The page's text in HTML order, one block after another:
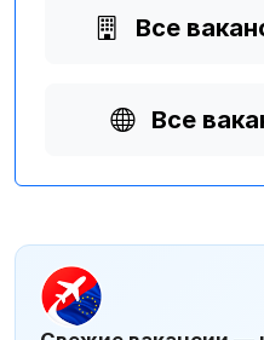
Все
Все